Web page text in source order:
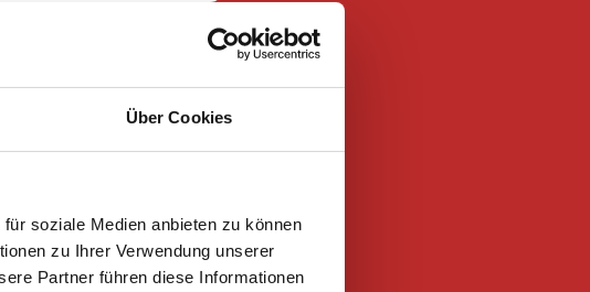
Über Cookies
soziale Medien anbieten zu können
zu Ihrer Verwendung unserer
Partner führen diese Informationen